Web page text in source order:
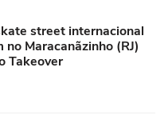
street internacional
Maracanãzinho (RJ)
Takeover